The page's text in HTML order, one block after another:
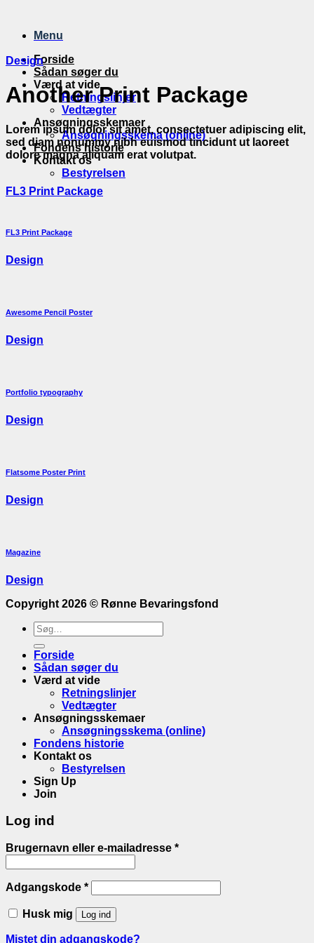
indholdMenu
Forside
Sådan søger du
Værd at vide
Retningslinjer
Vedtægter
Ansøgningsskemaer
Ansøgningsskema (online)
Fondens historie
Kontakt os
Bestyrelsen
Design
Another Print Package
Lorem ipsum dolor sit amet, consectetuer adipiscing elit,
sed diam nonummy nibh euismod tincidunt ut laoreet
dolore magna aliquam erat volutpat.
FL3 Print Package
FL3 Print Package
Design
Awesome Pencil Poster
Design
Portfolio typography
Design
Flatsome Poster Print
Design
Magazine
Design
Copyright 2026 © Rønne Bevaringsfond
Søge
efter:
Forside
Sådan søger du
Værd at vide
Retningslinjer
Vedtægter
Ansøgningsskemaer
Ansøgningsskema (online)
Fondens historie
Kontakt os
Bestyrelsen
Sign Up
Join
Log ind
Brugernavn eller e-mailadresse *
Adgangskode *
Husk mig Log ind
Mistet din adgangskode?